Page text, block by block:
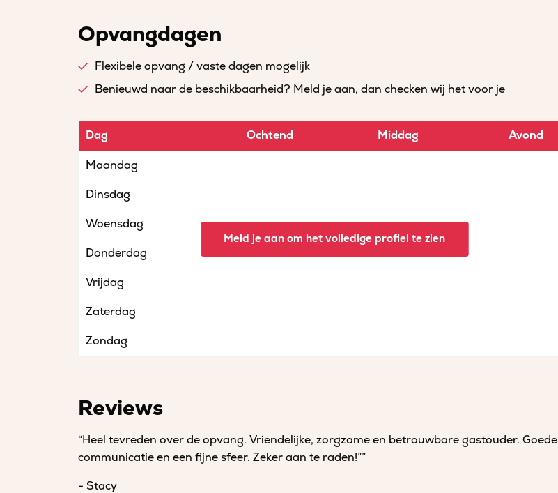
Opvangdagen
Flexibele opvang / vaste dagen mogelijk
Benieuwd naar de beschikbaarheid? Meld je aan, dan checken wij het voor je
Dag Ochtend Middag Avond
Maandag
Dinsdag
Woensdag
Donderdag
Vrijdag
Zaterdag
Zondag
Meld je aan om het volledige profiel te zien
Reviews
“Heel tevreden over de opvang. Vriendelijke, zorgzame en betrouwbare gastouder. Goede
communicatie en een fijne sfeer. Zeker aan te raden!””
- Stacy